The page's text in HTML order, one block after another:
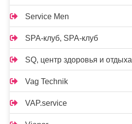
Service Men
SPA-клуб, SPA-клуб
SQ, центр здоровья и отдыха
Vag Technik
VAP.service